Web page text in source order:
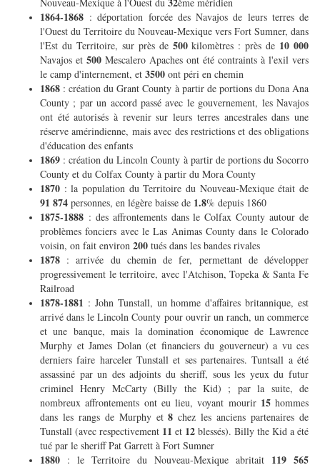
1864-1868 : déportation forcée des Navajos de leurs terres de
l'Ouest du Territoire du Nouveau-Mexique vers Fort Sumner, dans
l'Est du Territoire, sur près de 500kilomètres : près de 10 000
Navajos et 500 Mescalero Apaches ont été contraints à l'exil vers
le camp d'internement, et 3500 ont péri en chemin
1868 : création du Grant County à partir de portions du Dona Ana
County ; par un accord passé avec le gouvernement, les Navajos
ont été autorisés à revenir sur leurs terres ancestrales dans une
réserve amérindienne, mais avec des restrictions et des obligations
d'éducation des enfants
1869 : création du Lincoln County à partir de portions du Socorro
County et du Colfax County à partir du Mora County
1870 : la population du Territoire du Nouveau-Mexique était de
91 874 personnes, en légère baisse de 1.8% depuis 1860
1875-1888 : des affrontements dans le Colfax County autour de
problèmes fonciers avec le Las Animas County dans le Colorado
voisin, on fait environ 200 tués dans les bandes rivales
1878 : arrivée du chemin de fer, permettant de développer
progressivement le territoire, avec l'Atchison, Topeka & Santa Fe
Railroad
1878-1881 : John Tunstall, un homme d'affaires britannique, est
arrivé dans le Lincoln County pour ouvrir un ranch, un commerce
et une banque, mais la domination économique de Lawrence
Murphy et James Dolan (et financiers du gouverneur) a vu ces
derniers faire harceler Tunstall et ses partenaires. Tuntsall a été
assassiné par un des adjoints du sheriff, sous les yeux du futur
criminel Henry McCarty (Billy the Kid) ; par la suite, de
nombreux affrontements ont eu lieu, voyant mourir 15 hommes
dans les rangs de Murphy et8 chez les anciens partenaires de
Tunstall (avec respectivement 11 et 12 blessés). Billy the Kid a été
tué par le sheriff Pat Garrett à Fort Sumner
1880 : le Territoire du Nouveau-Mexique abritait 119 565